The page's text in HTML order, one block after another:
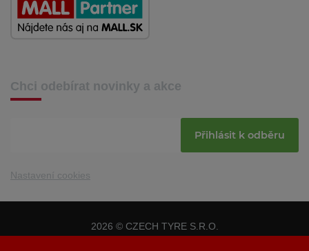
Chci odebírat novinky a akce
Přihlásit k odběru
Nastavení cookies
2026 © CZECH TYRE S.R.O.